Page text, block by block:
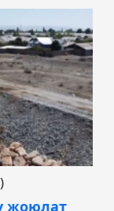
жоюлат